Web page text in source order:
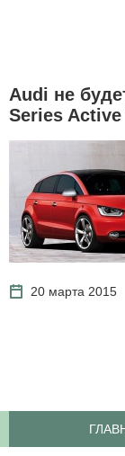
Audi не
Series
20 марта 2015